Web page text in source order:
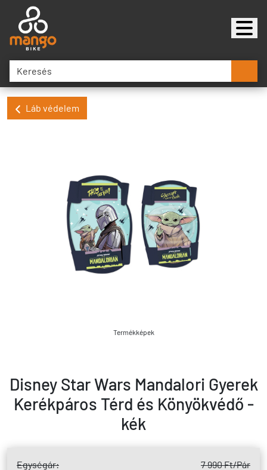
Láb védelem
Termékképek
Disney Star Wars Mandalori Gyerek
Kerékpáros Térd és Könyökvédő -
kék
Egységár: 7 990 Ft/Pár